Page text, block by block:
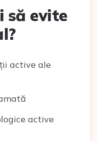
să evite
active ale
active